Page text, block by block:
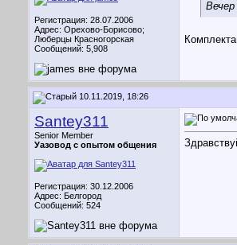
Регистрация: 28.07.2006
Адрес: Орехово-Борисово;
Люберцы Красногорская
Сообщений: 5,908
10.11.2019, 18:26
Santey311
Senior Member
Уазовод с опытом общения
Регистрация: 30.12.2006
Адрес: Белгород
Сообщений: 524